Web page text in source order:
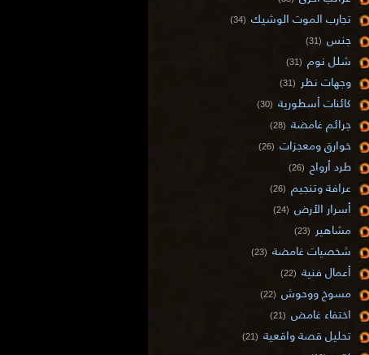
تجارب الموت الوشيك (34)
جنس (31)
شلل نوم (31)
وجهات نظر (31)
كائنات أسطورية (30)
جرائم غامضة (28)
خوارق ومعجزات (26)
طرد أرواح (26)
عرافة وتنجيم (26)
أسرار الأرض (24)
مشاهير (23)
شخصيات غامضة (23)
أعمال فنية (22)
مسوخ ووحوش (22)
اختفاء غامض (21)
تحليل قصة واقعية (21)